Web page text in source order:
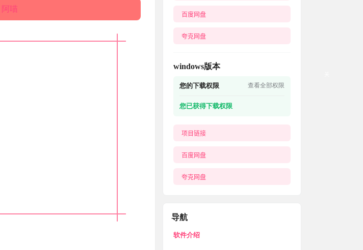
阿喵
百度网盘
夸克网盘
windows版本
您的下载权限 查看全部权限
您已获得下载权限
项目链接
百度网盘
夸克网盘
导航
软件介绍